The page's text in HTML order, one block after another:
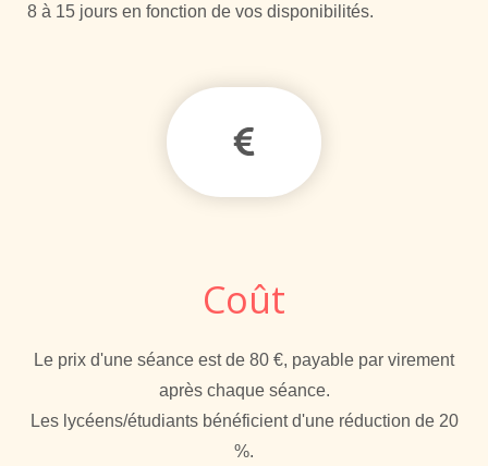
8 à 15 jours en fonction de vos disponibilités.
Coût
Le prix d'une séance est de 80 €, payable par virement
après chaque séance.
Les lycéens/étudiants bénéficient d'une réduction de 20
%.